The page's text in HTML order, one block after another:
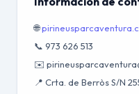
🌐
📞 973 626 513
✉️
📍 Crta. de Berròs S/N